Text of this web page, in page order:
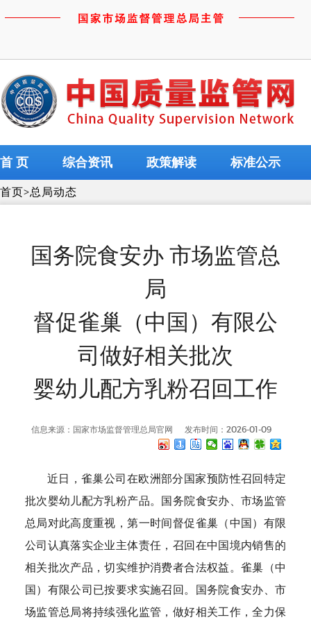
首 页 综合资讯 政策解读 标准公示
首页>总局动态
国务院食安办 市场监管总
局
督促雀巢（中国）有限公
司做好相关批次
婴幼儿配方乳粉召回工作
信息来源：国家市场监督管理总局官网 发布时间：2026-01-09
近日，雀巢公司在欧洲部分国家预防性召回特定
批次婴幼儿配方乳粉产品。国务院食安办、市场监管
总局对此高度重视，第一时间督促雀巢（中国）有限
公司认真落实企业主体责任，召回在中国境内销售的
相关批次产品，切实维护消费者合法权益。雀巢（中
国）有限公司已按要求实施召回。国务院食安办、市
场监管总局将持续强化监管，做好相关工作，全力保